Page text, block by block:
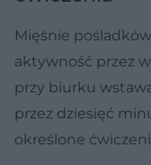
Mięśnie
aktywność przez
przy biurku
przez dziesięć
określone